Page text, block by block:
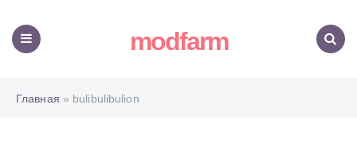
modfarm
Главная » bulibulibulion